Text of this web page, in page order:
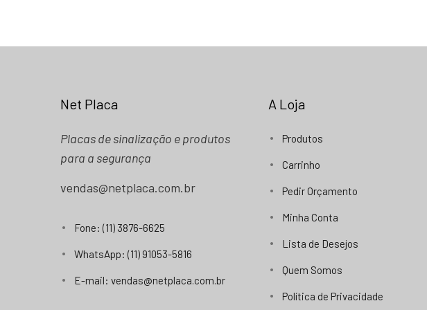
Net Placa
Placas de sinalização e produtos
para a segurança
vendas@netplaca.com.br
Fone: (11) 3876-6625
WhatsApp: (11) 91053-5816
E-mail: vendas@netplaca.com.br
A Loja
Produtos
Carrinho
Pedir Orçamento
Minha Conta
Lista de Desejos
Quem Somos
Política de Privacidade